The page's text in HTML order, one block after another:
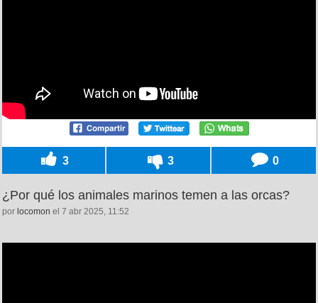
3 3 0
¿Por qué los animales marinos temen a las orcas?
por locomon el 7 abr 2025, 11:52